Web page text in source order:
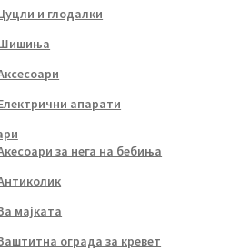
и глодалки
апарати
за нега на бебиња
мајката
ограда за кревет